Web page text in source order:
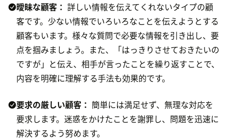
曖昧な顧客： 詳しい情報を伝えてくれないタイプの顧
客です。少ない情報でいろいろなことを伝えようとする
顧客もいます。様々な質問で必要な情報を引き出し、要
点を掴みましょう。また、「はっきりさせておきたいの
ですが」と伝え、相手が言ったことを繰り返すことで、
内容を明確に理解する手法も効果的です。
要求の厳しい顧客： 簡単には満足せず、無理な対応を
要求します。迷惑をかけたことを謝罪し、問題を迅速に
解決するよう努めます。